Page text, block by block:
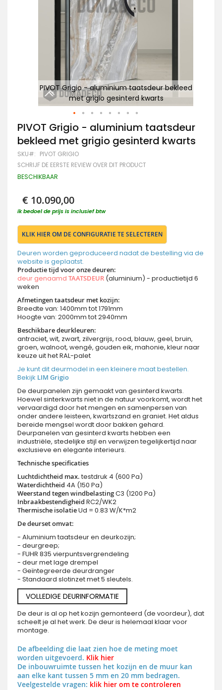
PIVOT Grigio - aluminium taatsdeur bekleed
met grigio gesinterd kwarts
Ga
naar
het
begin
van
de
afbeeldingen-
PIVOT Grigio - aluminium taatsdeur
bekleed met grigio gesinterd kwarts
SKU PIVOT GRIGIO
SCHRIJF DE EERSTE REVIEW OVER DIT PRODUCT
BESCHIKBAAR
€ 10.090,00
ik bedoel de prijs is inclusief btw
KLIK HIER OM DE CONFIGURATIE TE SELECTEREN
Deuren worden geproduceerd nadat de bestelling via de
website is geplaatst.
Productie tijd voor onze deuren:
deur genaamd TAATSDEUR (aluminium) - productietijd 6
weken
Afmetingen taatsdeur met kozijn:
Breedte van: 1400mm tot 1791mm
Hoogte van: 2000mm tot 2940mm
Beschikbare deurkleuren:
antraciet, wit, zwart, zilvergrijs, rood, blauw, geel, bruin,
groen, walnoot, wengé, gouden eik, mahonie, kleur naar
keuze uit het RAL-palet
Je kunt dit deurmodel in een kleinere maat bestellen.
Bekijk LIM Grigio
De deurpanelen zijn gemaakt van gesinterd kwarts.
Hoewel sinterkwarts niet in de natuur voorkomt, wordt het
vervaardigd door het mengen en samenpersen van
onder andere leisteen, kwartszand en graniet. Het aldus
bereide mengsel wordt door bakken gehard.
Deurpanelen van gesinterd kwarts hebben een
industriële, stedelijke stijl en verwijzen tegelijkertijd naar
exclusieve en elegante interieurs.
Technische specificaties
Luchtdichtheid max.testdruk 4 (600 Pa)
Waterdichtheid 4A (150 Pa)
Weerstand tegen windbelastingC3 (1200 Pa)
Inbraakbestendigheid RC2/WK2
Thermische isolatieUd = 0.83 W/K*m2
De deurset omvat:
- Aluminium taatsdeur en deurkozijn;
- deurgreep;
- FUHR 835 vierpuntsvergrendeling
- deur met lage drempel
- Geïntegreerde deurdranger
- Standaard slotinzet met 5 sleutels.
VOLLEDIGE DEURINFORMATIE
De deur is al op het kozijn gemonteerd (de voordeur), dat
scheelt je al het werk. De deur is helemaal klaar voor
montage.
De afbeelding die laat zien hoe de meting moet
worden uitgevoerd. Klik hier
De inbouwruimte tussen het kozijn en de muur kan
aan elke kant tussen 5 mm en 20 mm bedragen.
Veelgestelde vragen: klik hier om te controleren